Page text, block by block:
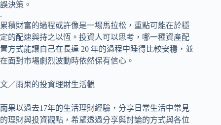
誤決策。
.
累積財富的過程或許像是一場馬拉松，重點可能在於穩
定的配速與持之以恆。投資人可以思考，哪一種資產配
置方式能讓自己在長達 20 年的過程中睡得比較安穩，並
在面對市場劇烈波動時依然保有信心。
文／雨果的投資理財生活觀
雨果以過去17年的生活理財經驗，分享日常生活中常見
的理財與投資觀點，希望透過分享與討論的方式與各位